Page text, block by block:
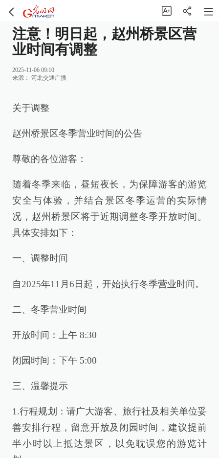
注意！明日起，赵州桥景区营
业时间有调整
2025-11-06 09:10
来源： 河北交通广播
关于调整
赵州桥景区冬季营业时间的公告
尊敬的各位游客：
随着冬季来临，昼短夜长，为保障游客的游览
安全与体验，并结合景区冬季运营的实际情
况，赵州桥景区将于近期调整冬季开放时间。
具体安排如下：
一、调整时间
自2025年11月6日起，开始执行冬季营业时间。
二、冬季营业时间
开放时间：上午 8:30
闭园时间：下午 5:00
三、温馨提示
1.行程规划：请广大游客、旅行社及相关单位妥
善安排行程，留意开放及闭园时间，建议提前
半小时以上抵达景区，以免耽误您的游览计